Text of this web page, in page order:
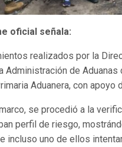
oficial señala:
realizados por la
Administración de
Aduanera, con
se procedió a la
perfil de riesgo,
incluso uno de ellos